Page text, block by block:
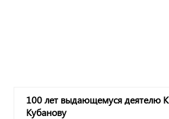
100 лет выдающемуся деятелю
Кубанову